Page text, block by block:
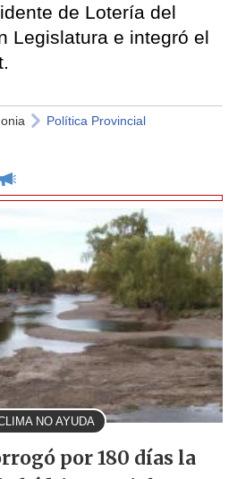
de Lotería del
Legislatura e integró el
Política Provincial
NO AYUDA
por 180 días la